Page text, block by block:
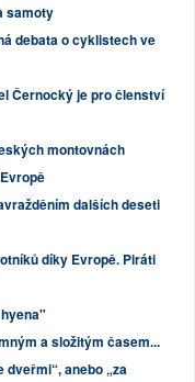
samoty
debata o cyklistech ve
Černocký je pro členství
montovnách
dalších deseti
díky Evropě. Piráti
a složitým časem...
dveřmi“, anebo „za